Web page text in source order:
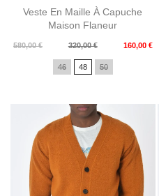
Veste En Maille À Capuche
Maison Flaneur
580,00 €
Prix
320,00 € 160,00 €
Prix
46 48 50